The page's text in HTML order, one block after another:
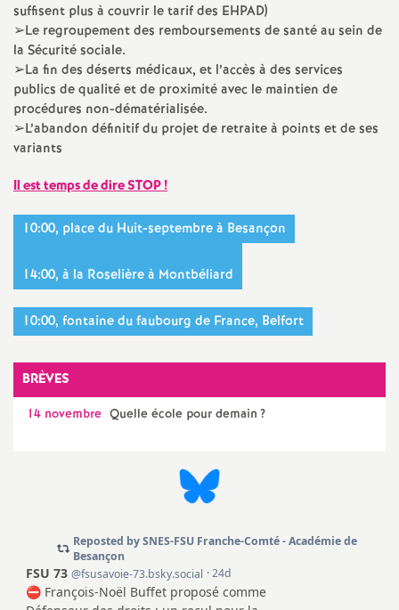
i
g
n
e
e
t
s
e
suffisent plus à couvrir le tarif des EHPAD)
➢Le regroupement des remboursements de santé au sein de
la Sécurité sociale.
➢La fin des déserts médicaux, et l’accès à des services
publics de qualité et de proximité avec le maintien de
procédures non-dématérialisée.
➢L’abandon définitif du projet de retraite à points et de ses
variants
Il est temps de dire STOP!
10:00, place du Huit-septembre à Besançon
14:00, à la Roselière à Montbéliard
10:00, fontaine du faubourg de France, Belfort
BRÈVES
14 novembre Quelle école pour demain ?